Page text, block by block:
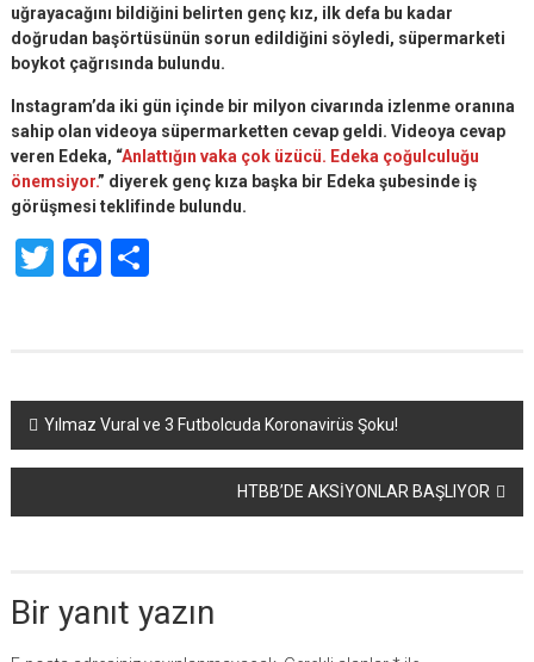
uğrayacağını bildiğini belirten genç kız, ilk defa bu kadar
doğrudan başörtüsünün sorun edildiğini söyledi, süpermarketi
boykot çağrısında bulundu.
Instagram’da iki gün içinde bir milyon civarında izlenme oranına
sahip olan videoya süpermarketten cevap geldi. Videoya cevap
veren Edeka, “Anlattığın vaka çok üzücü. Edeka çoğulculuğu
önemsiyor.” diyerek genç kıza başka bir Edeka şubesinde iş
görüşmesi teklifinde bulundu.
TwitterFacebook
Share
Yazı
dolaşımı
Yılmaz Vural ve 3 Futbolcuda Koronavirüs Şoku!
HTBB’DE AKSİYONLAR BAŞLIYOR
Bir yanıt yazın